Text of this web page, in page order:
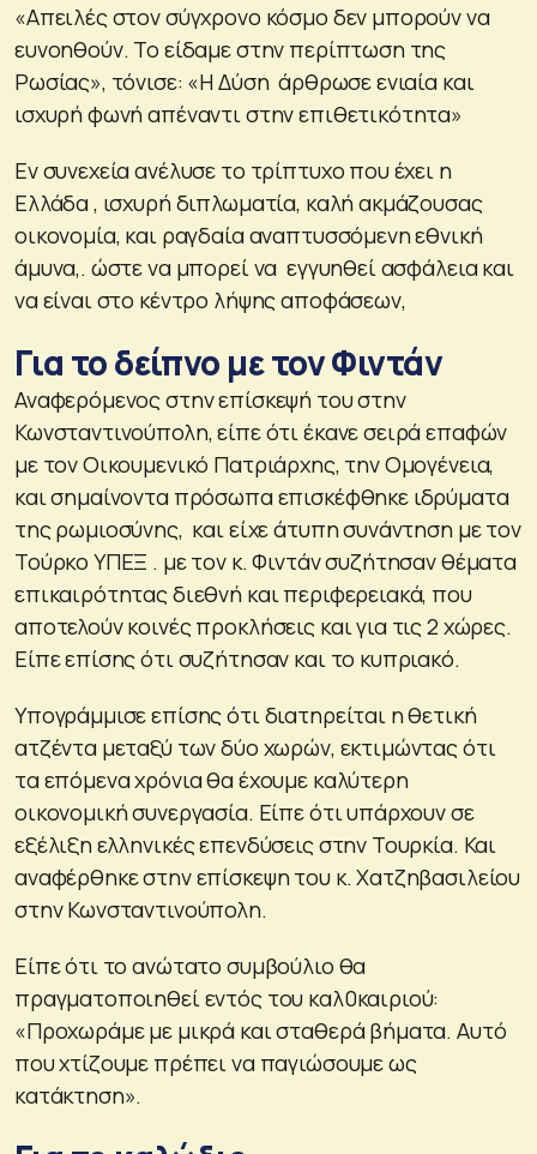
«Απειλές στον σύγχρονο κόσμο δεν μπορούν να
ευνοηθούν. Το είδαμε στην περίπτωση της
Ρωσίας», τόνισε: «Η Δύση άρθρωσε ενιαία και
ισχυρή φωνή απέναντι στην επιθετικότητα»
Εν συνεχεία ανέλυσε το τρίπτυχο που έχει η
Ελλάδα , ισχυρή διπλωματία, καλή ακμάζουσας
οικονομία, και ραγδαία αναπτυσσόμενη εθνική
άμυνα,. ώστε να μπορεί να εγγυηθεί ασφάλεια και
να είναι στο κέντρο λήψης αποφάσεων,
Για το δείπνο με τον Φιντάν
Αναφερόμενος στην επίσκεψή του στην
Κωνσταντινούπολη, είπε ότι έκανε σειρά επαφών
με τον Οικουμενικό Πατριάρχης, την Ομογένεια,
και σημαίνοντα πρόσωπα επισκέφθηκε ιδρύματα
της ρωμιοσύνης, και είχε άτυπη συνάντηση με τον
Τούρκο ΥΠΕΞ . με τον κ. Φιντάν συζήτησαν θέματα
επικαιρότητας διεθνή και περιφερειακά, που
αποτελούν κοινές προκλήσεις και για τις 2 χώρες.
Είπε επίσης ότι συζήτησαν και το κυπριακό.
Υπογράμμισε επίσης ότι διατηρείται η θετική
ατζέντα μεταξύ των δύο χωρών, εκτιμώντας ότι
τα επόμενα χρόνια θα έχουμε καλύτερη
οικονομική συνεργασία. Είπε ότι υπάρχουν σε
εξέλιξη ελληνικές επενδύσεις στην Τουρκία. Και
αναφέρθηκε στην επίσκεψη του κ. Χατζηβασιλείου
στην Κωνσταντινούπολη.
Είπε ότι το ανώτατο συμβούλιο θα
πραγματοποιηθεί εντός του καλ0καιριού:
«Προχωράμε με μικρά και σταθερά βήματα. Αυτό
που χτίζουμε πρέπει να παγιώσουμε ως
κατάκτηση».